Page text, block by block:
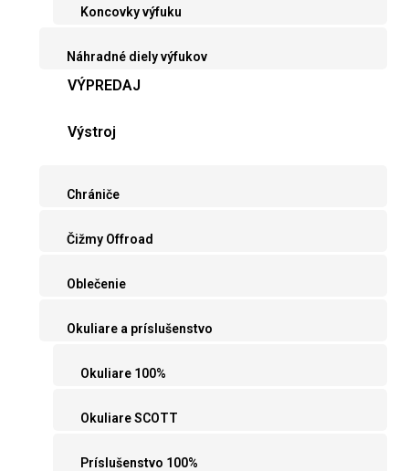
Koncovky výfuku
Náhradné diely výfukov
VÝPREDAJ
Výstroj
Chrániče
Čižmy Offroad
Oblečenie
Okuliare a príslušenstvo
Okuliare 100%
Okuliare SCOTT
Príslušenstvo 100%